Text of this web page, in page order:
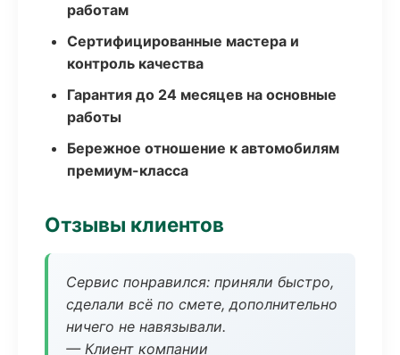
работам
Сертифицированные мастера и
контроль качества
Гарантия до 24 месяцев на основные
работы
Бережное отношение к автомобилям
премиум-класса
Отзывы клиентов
Сервис понравился: приняли быстро,
сделали всё по смете, дополнительно
ничего не навязывали.
— Клиент компании